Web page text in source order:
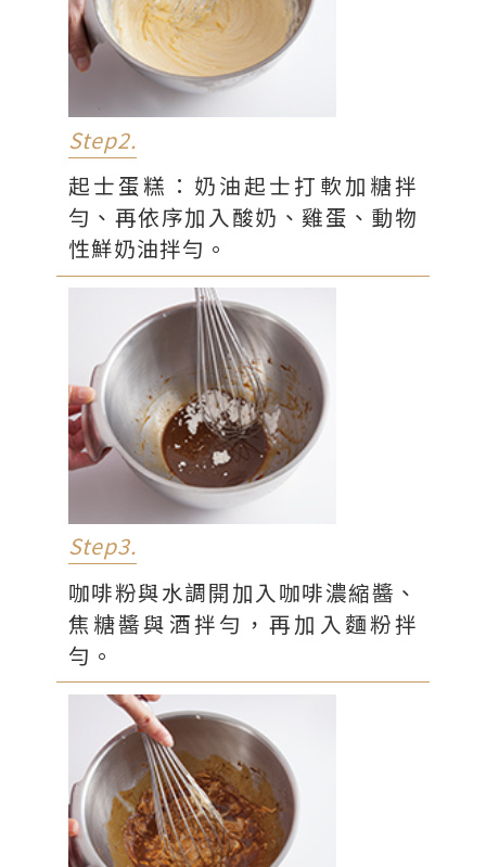
Step2.
起士蛋糕：奶油起士打軟加糖拌
勻、再依序加入酸奶、雞蛋、動物
性鮮奶油拌勻。
Step3.
咖啡粉與水調開加入咖啡濃縮醬、
焦糖醬與酒拌勻，再加入麵粉拌
勻。